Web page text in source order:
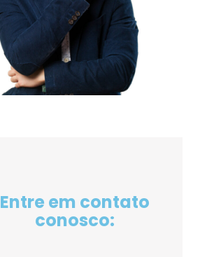
Entre em contato
conosco: